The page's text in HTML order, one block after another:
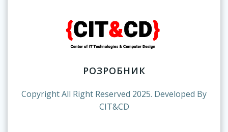
РОЗРОБНИК
Copyright All Right Reserved 2025. Developed By
CIT&CD